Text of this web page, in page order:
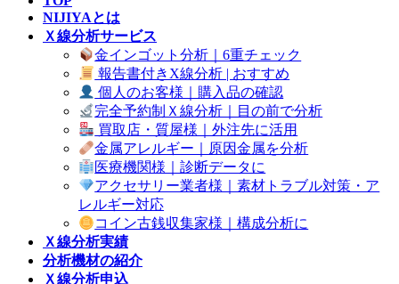
NIJIYAとは
Ｘ線分析サービス
金インゴット分析｜6重チェック
報告書付きX線分析 | おすすめ
個人のお客様｜購入品の確認
完全予約制Ｘ線分析｜目の前で分析
買取店・質屋様｜外注先に活用
金属アレルギー｜原因金属を分析
医療機関様｜診断データに
アクセサリー業者様｜素材トラブル対策・ア
レルギー対応
コイン古銭収集家様｜構成分析に
Ｘ線分析実績
分析機材の紹介
Ｘ線分析申込